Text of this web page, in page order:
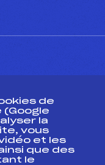
de
(Google
la
vous
et les
que des
le